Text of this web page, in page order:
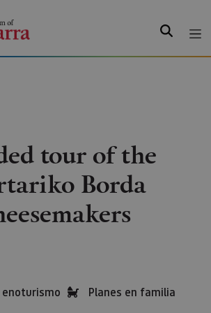
Search
tour of the
Borda
Planes en familia